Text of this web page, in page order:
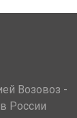
Возовоз -
России